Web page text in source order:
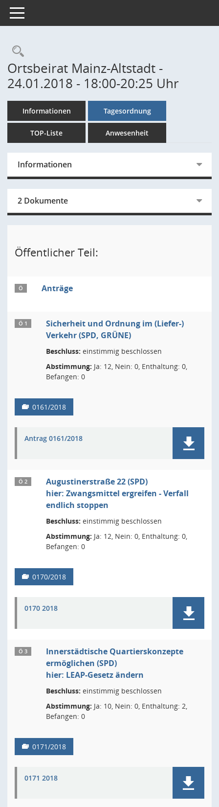
Toggle navigation
Rechercheauswahl
Ortsbeirat Mainz-Altstadt -
24.01.2018 - 18:00-20:25 Uhr
Informationen Tagesordnung
TOP-Liste Anwesenheit
Informationen
2 Dokumente
Öffentlicher Teil:
Ö Anträge
Ö 1
Sicherheit und Ordnung im (Liefer-)
Verkehr (SPD, GRÜNE)
Beschluss: einstimmig beschlossen
Abstimmung: Ja: 12, Nein: 0, Enthaltung: 0,
Befangen: 0
0161/2018
Antrag 0161/2018
Ö 2
Augustinerstraße 22 (SPD)
hier: Zwangsmittel ergreifen - Verfall
endlich stoppen
Beschluss: einstimmig beschlossen
Abstimmung: Ja: 12, Nein: 0, Enthaltung: 0,
Befangen: 0
0170/2018
0170 2018
Ö 3
Innerstädtische Quartierskonzepte
ermöglichen (SPD)
hier: LEAP-Gesetz ändern
Beschluss: einstimmig beschlossen
Abstimmung: Ja: 10, Nein: 0, Enthaltung: 2,
Befangen: 0
0171/2018
0171 2018